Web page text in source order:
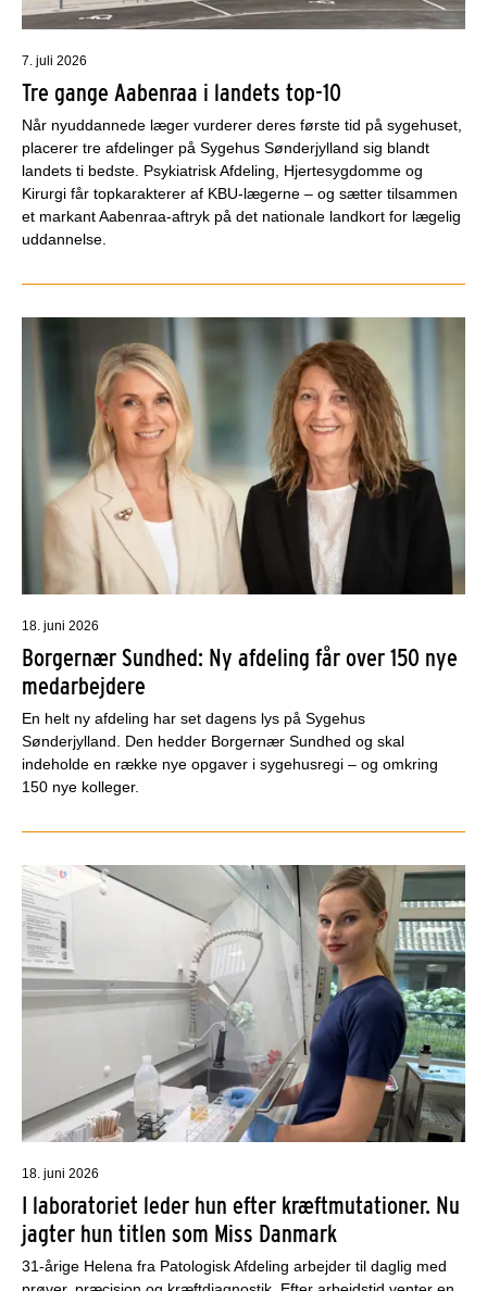
7. juli 2026
Tre gange Aabenraa i landets top-10
Når nyuddannede læger vurderer deres første tid på sygehuset,
placerer tre afdelinger på Sygehus Sønderjylland sig blandt
landets ti bedste. Psykiatrisk Afdeling, Hjertesygdomme og
Kirurgi får topkarakterer af KBU-lægerne – og sætter tilsammen
et markant Aabenraa-aftryk på det nationale landkort for lægelig
uddannelse.
18. juni 2026
Borgernær Sundhed: Ny afdeling får over 150 nye
medarbejdere
En helt ny afdeling har set dagens lys på Sygehus
Sønderjylland. Den hedder Borgernær Sundhed og skal
indeholde en række nye opgaver i sygehusregi – og omkring
150 nye kolleger.
18. juni 2026
I laboratoriet leder hun efter kræftmutationer. Nu
jagter hun titlen som Miss Danmark
31-årige Helena fra Patologisk Afdeling arbejder til daglig med